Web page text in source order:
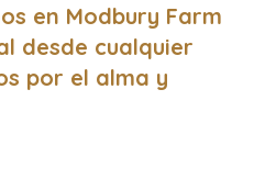
en Modbury Farm
desde cualquier
por el alma y